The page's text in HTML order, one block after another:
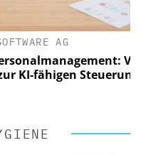
AG
Von
fähigen Steuerung